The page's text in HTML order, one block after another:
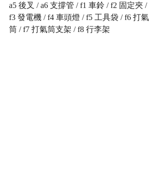
a5 後叉 / a6 支撐管 / f1 車鈴 / f2 固定夾 /
f3 發電機 / f4 車頭燈 / f5 工具袋 / f6 打氣
筒 / f7 打氣筒支架 / f8 行李架